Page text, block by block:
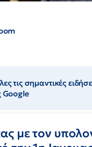
τις σημαντικές
Google
με τον